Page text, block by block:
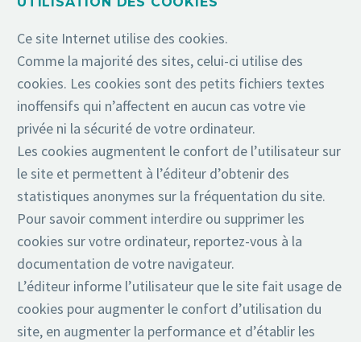
Ce site Internet utilise des cookies.
Comme la majorité des sites, celui-ci utilise des
cookies. Les cookies sont des petits fichiers textes
inoffensifs qui n’affectent en aucun cas votre vie
privée ni la sécurité de votre ordinateur.
Les cookies augmentent le confort de l’utilisateur sur
le site et permettent à l’éditeur d’obtenir des
statistiques anonymes sur la fréquentation du site.
Pour savoir comment interdire ou supprimer les
cookies sur votre ordinateur, reportez-vous à la
documentation de votre navigateur.
L’éditeur informe l’utilisateur que le site fait usage de
cookies pour augmenter le confort d’utilisation du
site, en augmenter la performance et d’établir les